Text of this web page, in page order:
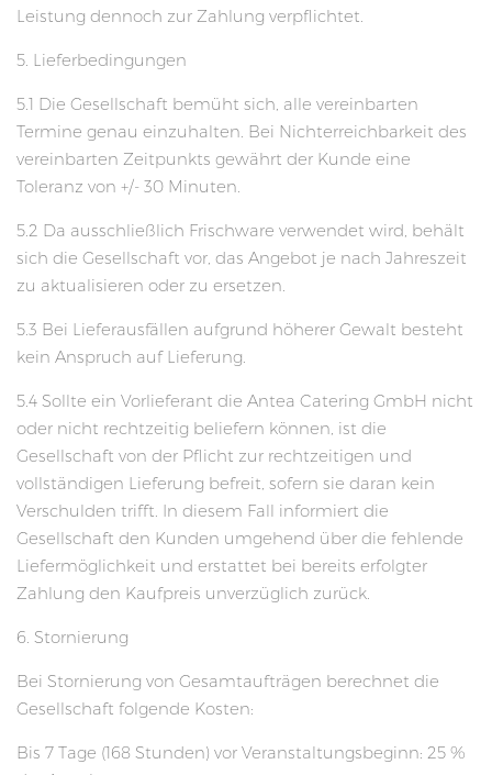
Leistung dennoch zur Zahlung verpflichtet.
5. Lieferbedingungen
5.1 Die Gesellschaft bemüht sich, alle vereinbarten
Termine genau einzuhalten. Bei Nichterreichbarkeit des
vereinbarten Zeitpunkts gewährt der Kunde eine
Toleranz von +/- 30 Minuten.
5.2 Da ausschließlich Frischware verwendet wird, behält
sich die Gesellschaft vor, das Angebot je nach Jahreszeit
zu aktualisieren oder zu ersetzen.
5.3 Bei Lieferausfällen aufgrund höherer Gewalt besteht
kein Anspruch auf Lieferung.
5.4 Sollte ein Vorlieferant die Antea Catering GmbH nicht
oder nicht rechtzeitig beliefern können, ist die
Gesellschaft von der Pflicht zur rechtzeitigen und
vollständigen Lieferung befreit, sofern sie daran kein
Verschulden trifft. In diesem Fall informiert die
Gesellschaft den Kunden umgehend über die fehlende
Liefermöglichkeit und erstattet bei bereits erfolgter
Zahlung den Kaufpreis unverzüglich zurück.
6. Stornierung
Bei Stornierung von Gesamtaufträgen berechnet die
Gesellschaft folgende Kosten:
Bis 7 Tage (168 Stunden) vor Veranstaltungsbeginn: 25 %